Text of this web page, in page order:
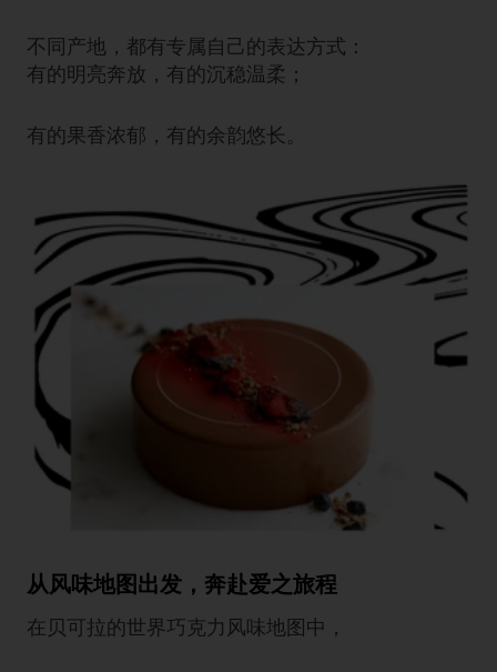
不同产地，都有专属自己的表达方式：
有的明亮奔放，有的沉稳温柔；
有的果香浓郁，有的余韵悠长。
从风味地图出发，奔赴爱之旅程
在贝可拉的世界巧克力风味地图中，